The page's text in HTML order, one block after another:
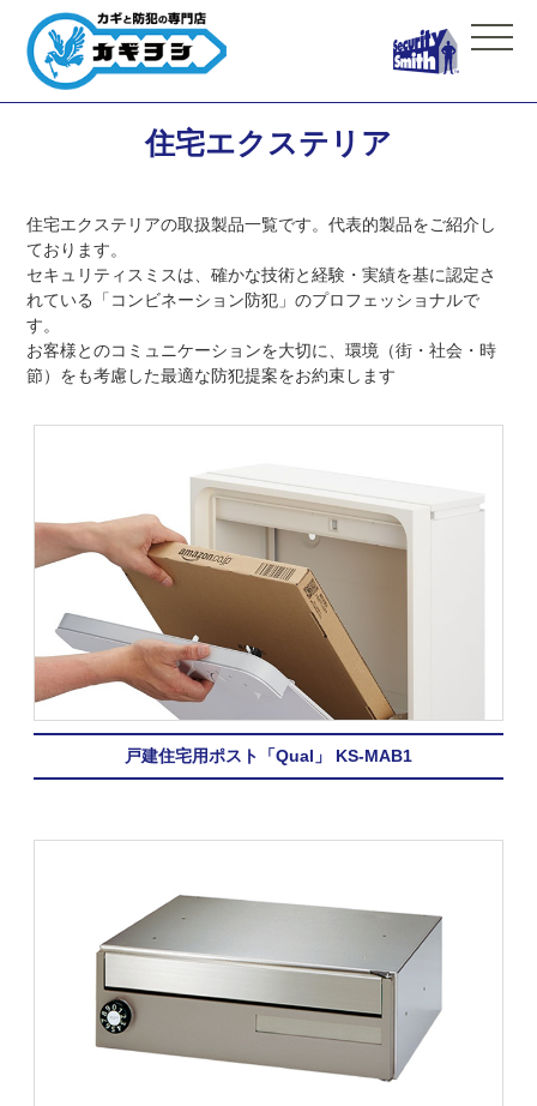
住宅エクステリア
住宅エクステリアの取扱製品一覧です。代表的製品をご紹介し
ております。
セキュリティスミスは、確かな技術と経験・実績を基に認定さ
れている「コンビネーション防犯」のプロフェッショナルで
す。
お客様とのコミュニケーションを大切に、環境（街・社会・時
節）をも考慮した最適な防犯提案をお約束します
戸建住宅用ポスト「Qual」 KS-MAB1